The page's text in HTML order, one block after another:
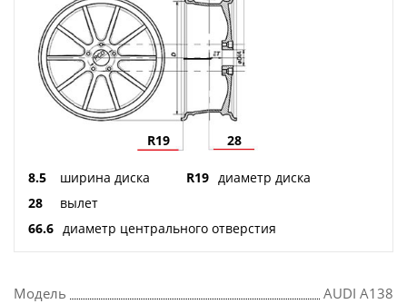
R19 28
8.5 ширина диска R19 диаметр диска
28
вылет
66.6 диаметр центрального отверстия
Модель
AUDI A138